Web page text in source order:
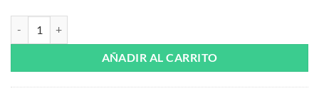
AÑADIR AL CARRITO